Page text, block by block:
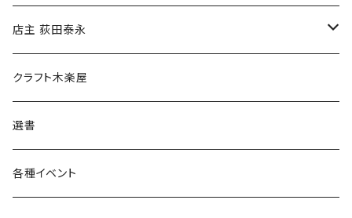
傘
食料品
その他
店主 荻田泰永
書籍
ウェア
クラフト木楽屋
選書
各種イベント